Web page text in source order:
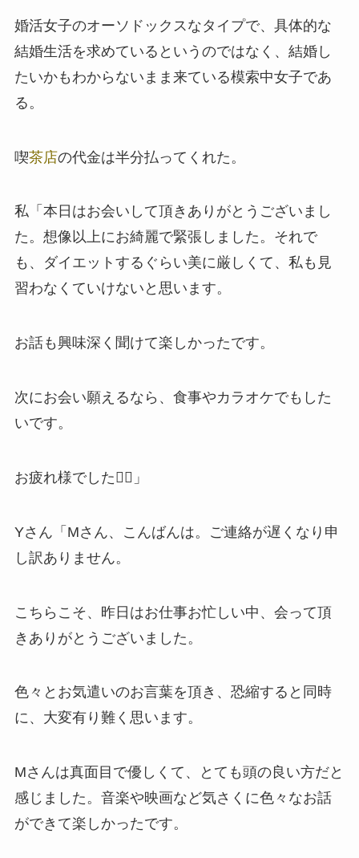
婚活女子のオーソドックスなタイプで、具体的な
結婚生活を求めているというのではなく、結婚し
たいかもわからないまま来ている模索中女子であ
る。
喫茶店の代金は半分払ってくれた。
私「本日はお会いして頂きありがとうございまし
た。想像以上にお綺麗で緊張しました。それで
も、ダイエットするぐらい美に厳しくて、私も見
習わなくていけないと思います。
お話も興味深く聞けて楽しかったです。
次にお会い願えるなら、食事やカラオケでもした
いです。
お疲れ様でした🙇‍♂」
Yさん「Mさん、こんばんは。ご連絡が遅くなり申
し訳ありません。
こちらこそ、昨日はお仕事お忙しい中、会って頂
きありがとうございました。
色々とお気遣いのお言葉を頂き、恐縮すると同時
に、大変有り難く思います。
Mさんは真面目で優しくて、とても頭の良い方だと
感じました。音楽や映画など気さくに色々なお話
ができて楽しかったです。